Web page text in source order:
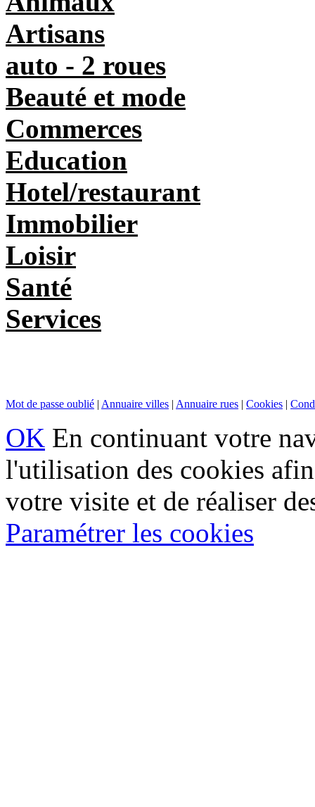
Artisans
auto - 2 roues
Beauté et mode
Commerces
Education
Hotel/restaurant
Immobilier
Loisir
Santé
Services
Mot de passe oublié | Annuaire villes | Annuaire rues | Cookies |
OK En continuant votre
l'utilisation des cookies
votre visite et de réaliser
Paramétrer les cookies